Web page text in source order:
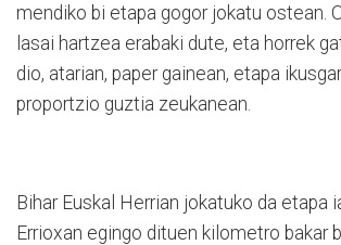
mendiko bi etapa gogor jokatu ostean.
lasai hartzea erabaki dute, eta horrek
dio, atarian, paper gainean, etapa
proportzio guztia zeukanean.
Bihar Euskal Herrian jokatuko da etapa
Errioxan egingo dituen kilometro bakar